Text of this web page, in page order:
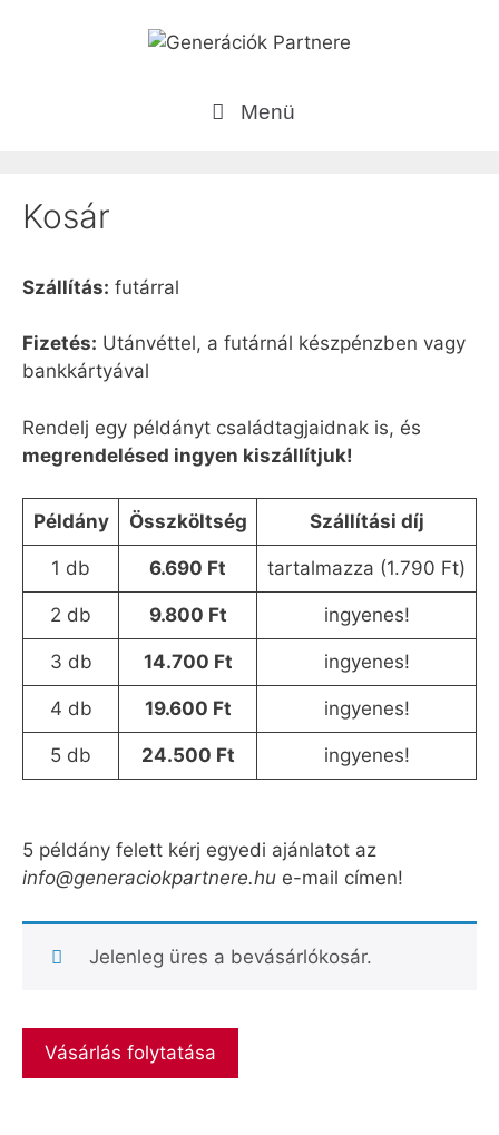
Menü
Kosár
Szállítás: futárral
Fizetés: Utánvéttel, a futárnál készpénzben vagy
bankkártyával
Rendelj egy példányt családtagjaidnak is, és
megrendelésed ingyen kiszállítjuk!
Példány Összköltség Szállítási díj
1 db 6.690 Ft tartalmazza (1.790 Ft)
2 db 9.800 Ft ingyenes!
3 db 14.700 Ft ingyenes!
4 db 19.600 Ft ingyenes!
5 db 24.500 Ft ingyenes!
5 példány felett kérj egyedi ajánlatot az
info@generaciokpartnere.hu e-mail címen!
Jelenleg üres a bevásárlókosár.
Vásárlás folytatása